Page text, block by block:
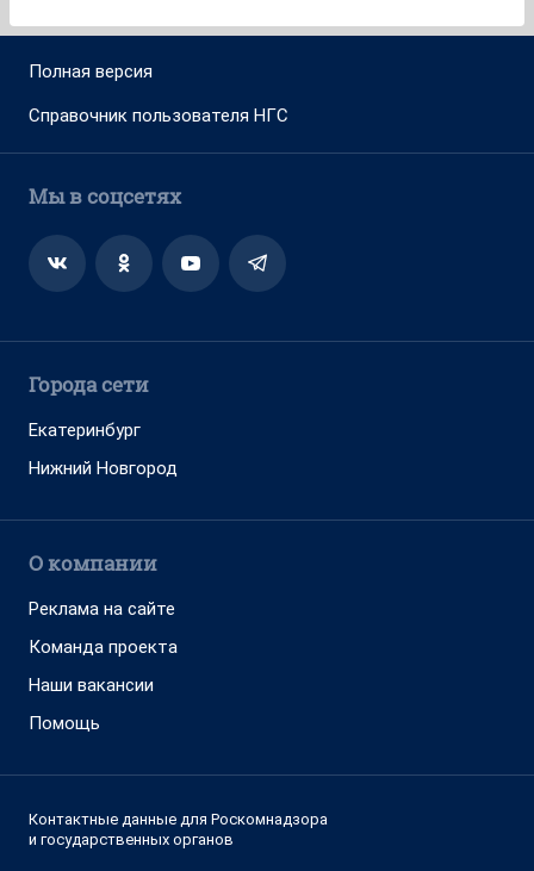
Полная версия
Справочник пользователя НГС
Мы в соцсетях
Города сети
Екатеринбург
Нижний Новгород
О компании
Реклама на сайте
Команда проекта
Наши вакансии
Помощь
Контактные данные для Роскомнадзора
и государственных органов